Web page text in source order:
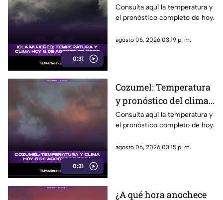
0:31
pronóstico del clima
para hoy, 6 de agosto de
Consulta aquí la temperatura y
el pronóstico completo de hoy.
agosto 06, 2026 03:19 p. m.
0:31
Cozumel: Temperatura
y pronóstico del clima
para hoy, 6 de agosto de
2026
Consulta aquí la temperatura y
el pronóstico completo de hoy.
agosto 06, 2026 03:15 p. m.
¿A qué hora anochece